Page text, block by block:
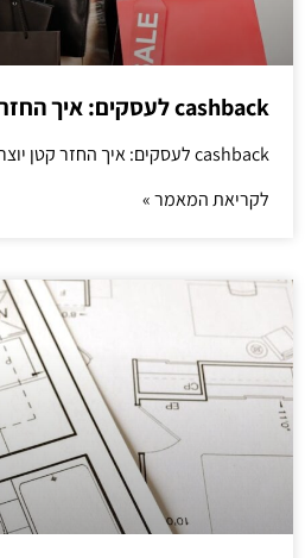
cashback לעסקים: איך החזר קטן יוצר יתרון גדול
cashback לעסקים: איך החזר קטן יוצר יתרון גדול
לקריאת המאמר »